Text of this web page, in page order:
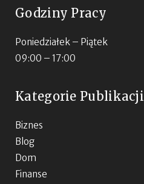
Godziny Pracy
Poniedziałek – Piątek
09:00 – 17:00
Kategorie Publikacji
Biznes
Blog
Dom
Finanse